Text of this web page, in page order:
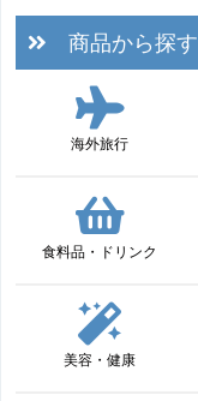
商品から探す
海外旅行
食料品・ドリンク
美容・健康